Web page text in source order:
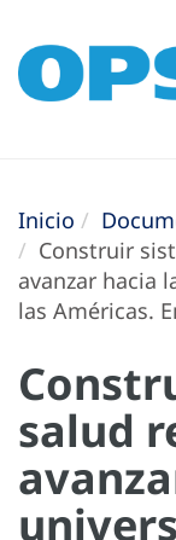
Inicio
Construir
avanzar hacia
las Américas.
salud